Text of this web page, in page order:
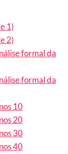
1)
2)
formal da
formal da
10
20
30
40